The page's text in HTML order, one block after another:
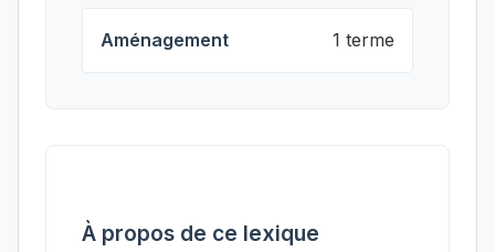
Aménagement 1 terme
À propos de ce lexique